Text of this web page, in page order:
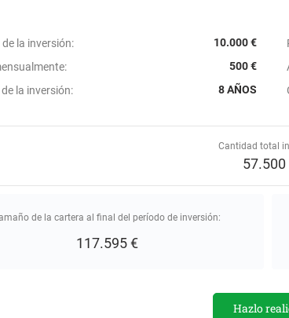
la inversión:
10.000 €
:
500 €
la inversión: 8 AÑOS
Cantidad total
57.500
de la cartera al final del período de inversión:
117.595 €
Hazlo